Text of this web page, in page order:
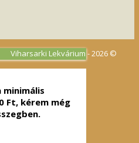
Viharsarki Lekvárium - 2026 ©
minimális
Ft, kérem még